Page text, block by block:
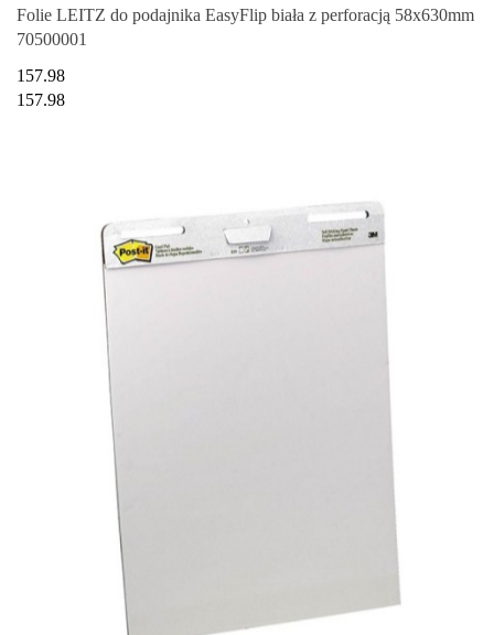
Folie LEITZ do podajnika EasyFlip biała z perforacją 58x630mm
70500001
157.98
157.98